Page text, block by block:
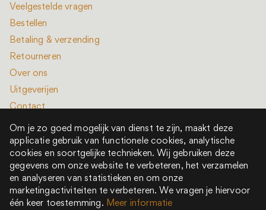
Veelgestelde vragen
Bestellen
Betaling & verzending
Retourneren
Over ons
Uitgeverijen
Contact
Alle rechten voorbehouden © 2022 - 2026
Het is een boek is onderdeel van New Book Collective
Om je zo goed mogelijk van dienst te zijn, maakt deze
applicatie gebruik van functionele cookies, analytische
cookies en soortgelijke technieken. Wij gebruiken deze
gegevens om onze website te verbeteren, het verzamelen
en analyseren van statistieken en om onze
marketingactiviteiten te verbeteren. We vragen je hiervoor
één keer toestemming. Meer informatie